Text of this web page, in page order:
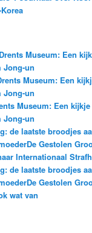
Museum: Een
Jong-un
Museum: Een
Jong-un
Museum: Een
Jong-un
de laatste broodjes
Gestolen
Internationaal
de laatste broodjes
Gestolen
wat van